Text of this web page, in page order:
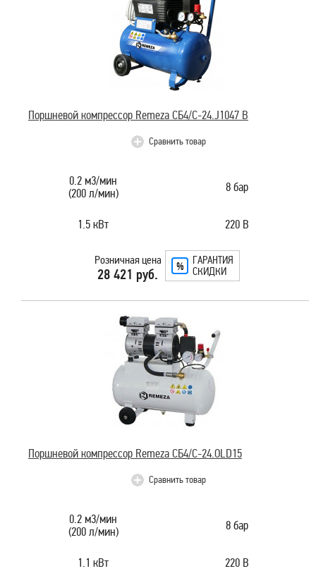
Поршневой компрессор Remeza СБ4/С-24.J1047 B
Сравнить товар
0.2 м3/мин
(200 л/мин)
8 бар
1.5 кВт 220 В
Розничная цена
28 421 руб.
ГАРАНТИЯ
СКИДКИ
Поршневой компрессор Remeza СБ4/C-24.OLD15
Сравнить товар
0.2 м3/мин
(200 л/мин)
8 бар
1.1 кВт 220 В